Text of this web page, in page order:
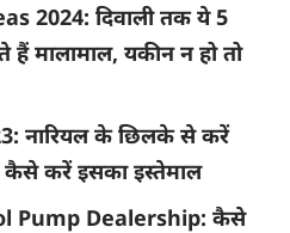
2024: दिवाली तक ये 5
मालामाल, यकीन न हो तो
नारियल के छिलके से करें
कैसे करें इसका इस्तेमाल
Pump Dealership: कैसे